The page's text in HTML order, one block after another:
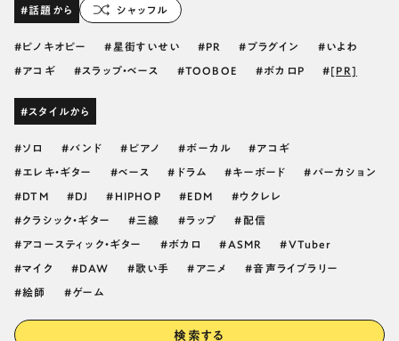
#話題から シャッフル
ピノキオピー 星街すいせい PR プラグイン いよわ
アコギ スラップ・ベース TOOBOE ボカロP [PR]
#スタイルから
ソロ バンド ピアノ ボーカル アコギ
エレキ・ギター ベース ドラム キーボード パーカション
DTM DJ HIPHOP EDM ウクレレ
クラシック・ギター 三線 ラップ 配信
アコースティック・ギター ボカロ ASMR VTuber
マイク DAW 歌い手 アニメ 音声ライブラリー
絵師 ゲーム
検索する